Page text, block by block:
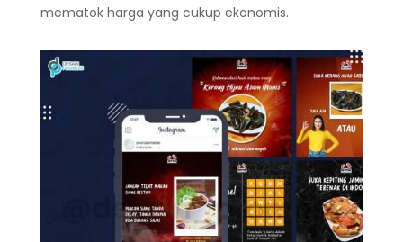
mematok harga yang cukup ekonomis.